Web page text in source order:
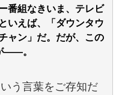
番組なきいま、テレビ
いえば、「ダウンタウ
ャン」だ。だが、この
――。
う言葉をご存知だ